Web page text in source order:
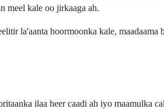
meel kale oo jirkaaga ah.
la'aanta hoormoonka kale,
ilaa heer caadi ah iyo maamulka